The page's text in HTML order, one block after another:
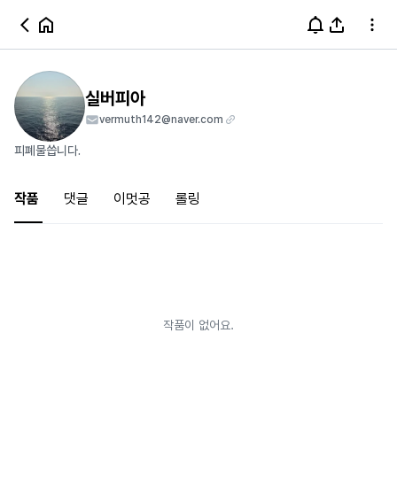
실버피아
vermuth142@naver.com
피폐물씁니다.
작품 댓글 이멋공 롤링
작품이 없어요.